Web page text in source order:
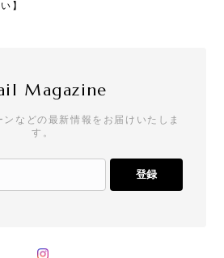
】
Magazine
などの最新情報をお届けいたしま
す。
登録